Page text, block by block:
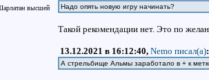
высшей
Надо опять новую игру начинать?
Такой рекомендации нет. Это по
13.12.2021 в 16:12:40, Nemo писал(a):
А стрельбище Альмы заработало в + к